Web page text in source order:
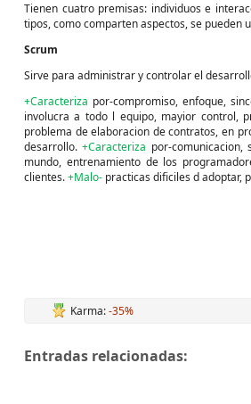
Tienen cuatro premisas: individuos e
tipos, como comparten aspectos, se pueden
Scrum
Sirve para administrar y controlar el
+Caracteriza por-compromiso, enfoque,
involucra a todo l equipo, mayior control,
problema de elaboracion de contratos, en
desarrollo.+Caracteriza por-comunicacion,
mundo, entrenamiento de los
clientes.+Malo- practicas dificiles d adoptar,
Karma:-35%
Entradas relacionadas: